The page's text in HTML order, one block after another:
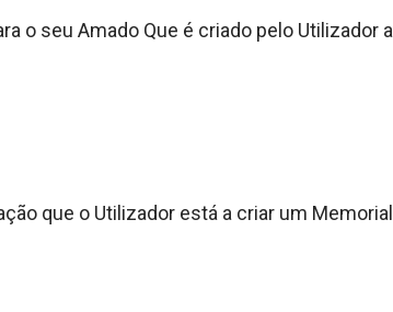
o seu Amado Que é criado pelo Utilizador
que o Utilizador está a criar um